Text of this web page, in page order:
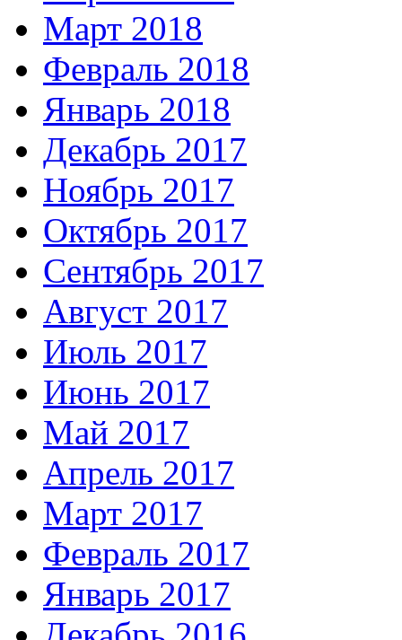
Март 2018
Февраль 2018
Январь 2018
Декабрь 2017
Ноябрь 2017
Октябрь 2017
Сентябрь 2017
Август 2017
Июль 2017
Июнь 2017
Май 2017
Апрель 2017
Март 2017
Февраль 2017
Январь 2017